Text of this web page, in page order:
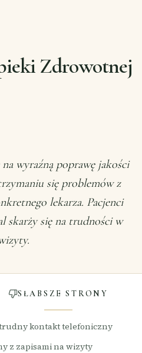
Zdrowotnej
wyraźną poprawę jakości
się problemów z
lekarza. Pacjenci
skarży się na trudności w
SŁABSZE STRONY
kontakt telefoniczny
z zapisami na wizyty